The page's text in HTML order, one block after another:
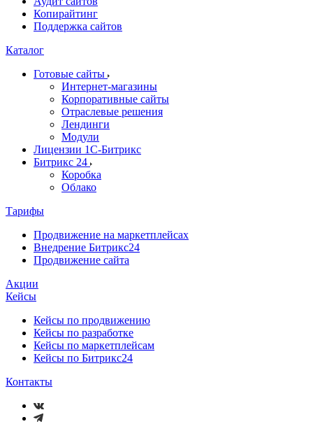
Копирайтинг
Поддержка сайтов
Каталог
Готовые сайты
Интернет-магазины
Корпоративные сайты
Отраслевые решения
Лендинги
Модули
Лицензии 1С-Битрикс
Битрикс 24
Коробка
Облако
Тарифы
Продвижение на маркетплейсах
Внедрение Битрикс24
Продвижение сайта
Акции
Кейсы
Кейсы по продвижению
Кейсы по разработке
Кейсы по маркетплейсам
Кейсы по Битрикс24
Контакты